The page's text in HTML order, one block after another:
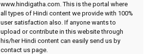
www.hindigatha.com. This is the portal where
all types of Hindi content we provide with 100%
user satisfaction also. If anyone wants to
upload or contribute in this website through
his/her Hindi content can easily send us by
contact us page.